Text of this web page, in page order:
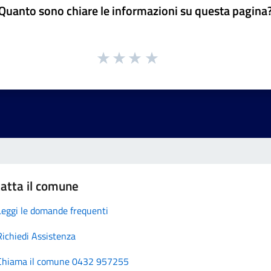
sono chiare le informazioni su questa
il comune
le domande frequenti
Assistenza
il comune 0432 957255